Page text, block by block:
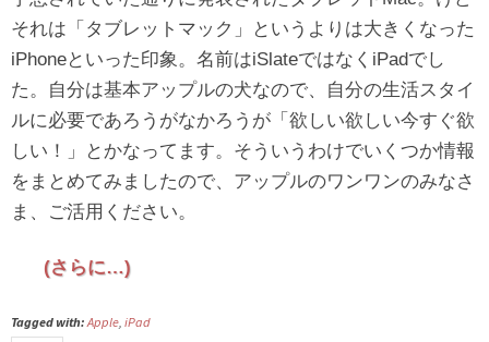
それは「タブレットマック」というよりは大きくなった
iPhoneといった印象。名前はiSlateではなくiPadでし
た。自分は基本アップルの犬なので、自分の生活スタイ
ルに必要であろうがなかろうが「欲しい欲しい今すぐ欲
しい！」とかなってます。そういうわけでいくつか情報
をまとめてみましたので、アップルのワンワンのみなさ
ま、ご活用ください。
(さらに…)
Tagged with: Apple, iPad